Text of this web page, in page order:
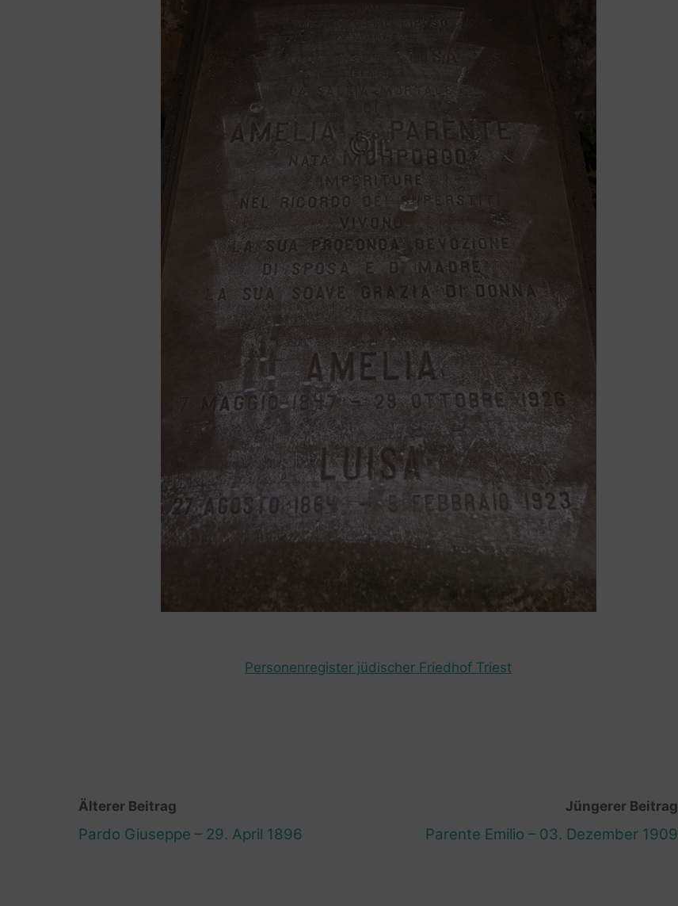
Personenregister jüdischer Friedhof Triest
Älterer Beitrag
Pardo Giuseppe – 29. April 1896
Jüngerer Beitrag
Parente Emilio – 03. Dezember 1909